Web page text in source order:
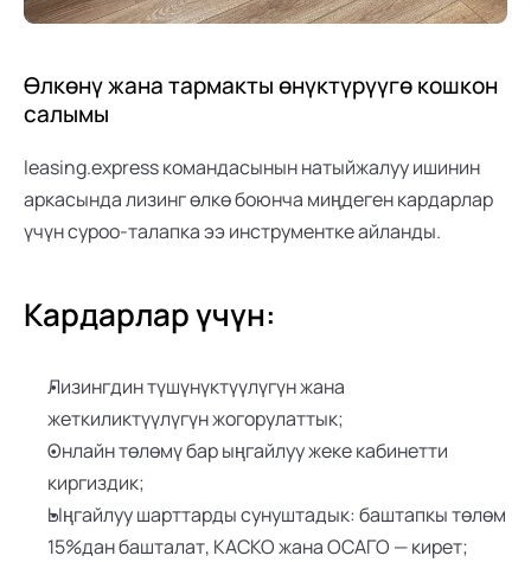
Өлкөнү жана тармакты өнүктүрүүгө кошкон
салымы
leasing.express командасынын натыйжалуу ишинин
аркасында лизинг өлкө боюнча миңдеген кардарлар
үчүн суроо-талапка ээ инструментке айланды.
Кардарлар үчүн:
Лизингдин түшүнүктүүлүгүн жана
жеткиликтүүлүгүн жогорулаттык;
Онлайн төлөмү бар ыңгайлуу жеке кабинетти
киргиздик;
Ыңгайлуу шарттарды сунуштадык: баштапкы төлөм
15%дан башталат, КАСКО жана ОСАГО — кирет;